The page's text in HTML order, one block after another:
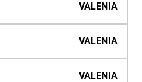
VALENIA
VALENIA
VALENIA